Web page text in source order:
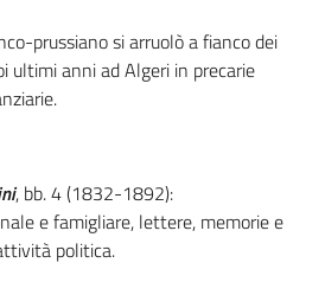
prussiano si arruolò a fianco dei
ultimi anni ad Algeri in precarie
, bb. 4 (1832-1892):
e famigliare, lettere, memorie e
politica.